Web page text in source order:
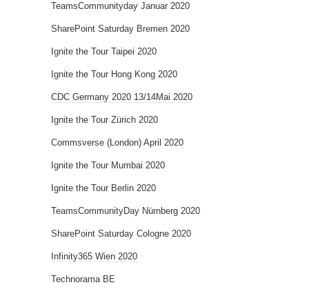
TeamsCommunityday Januar 2020
SharePoint Saturday Bremen 2020
Ignite the Tour Taipei 2020
Ignite the Tour Hong Kong 2020
CDC Germany 2020 13/14Mai 2020
Ignite the Tour Zürich 2020
Commsverse (London) April 2020
Ignite the Tour Mumbai 2020
Ignite the Tour Berlin 2020
TeamsCommunityDay Nürnberg 2020
SharePoint Saturday Cologne 2020
Infinity365 Wien 2020
Technorama BE